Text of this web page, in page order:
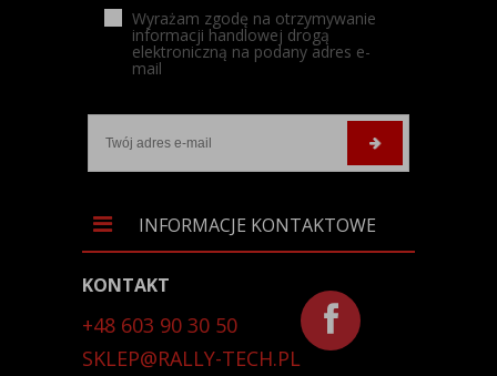
Wyrażam zgodę na otrzymywanie
informacji handlowej drogą
elektroniczną na podany adres e-
mail
INFORMACJE KONTAKTOWE
KONTAKT
+48 603 90 30 50
SKLEP@RALLY-TECH.PL